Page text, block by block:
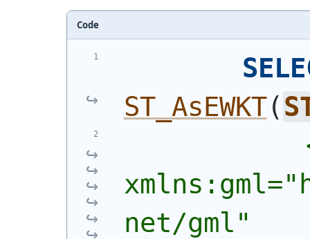
Code
ST_AsEWKT(
net/gml"